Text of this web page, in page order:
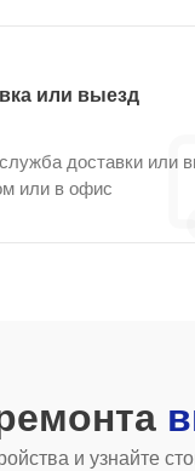
или выезд
доставки или
или в офис
и узнайте